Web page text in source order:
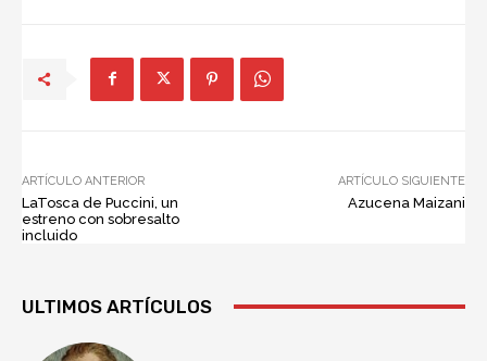
ARTÍCULO ANTERIOR
LaTosca de Puccini, un
estreno con sobresalto
incluido
ARTÍCULO SIGUIENTE
Azucena Maizani
ULTIMOS ARTÍCULOS